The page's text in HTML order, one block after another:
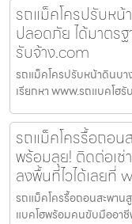
รถแม็คโครปรับหน้
ปลอดภัย ได้มาตร
รับจ้าง.com
รถแม็คโครปรับหน้าดินบา
เรียกหา www.รถแบคโฮ
รถแม็คโครรื้อถอน
พร้อมลุย! ติดต่อเ
ลงพื้นที่ไวได้เลยที่
รถแม็คโครรื้อถอนสะพาน
แบคโฮพร้อมคนขับมืออา